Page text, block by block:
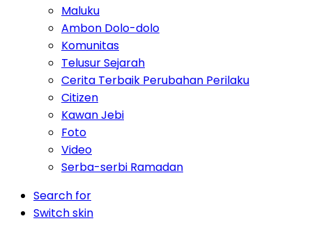
Maluku
Ambon Dolo-dolo
Komunitas
Telusur Sejarah
Cerita Terbaik Perubahan Perilaku
Citizen
Kawan Jebi
Foto
Video
Serba-serbi Ramadan
Search for
Switch skin